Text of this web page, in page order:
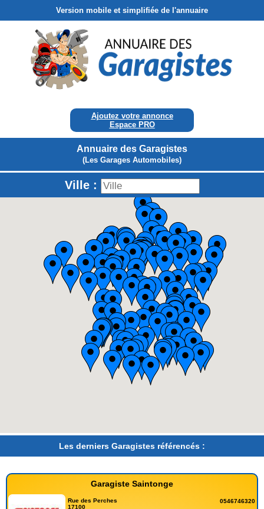
Version mobile et simplifiée de l'annuaire
Ajoutez votre annonce
Espace PRO
Annuaire des Garagistes
(Les Garages Automobiles)
Ville :
Les derniers Garagistes référencés :
Garagiste Saintonge
Rue des Perches
17100
0546746320